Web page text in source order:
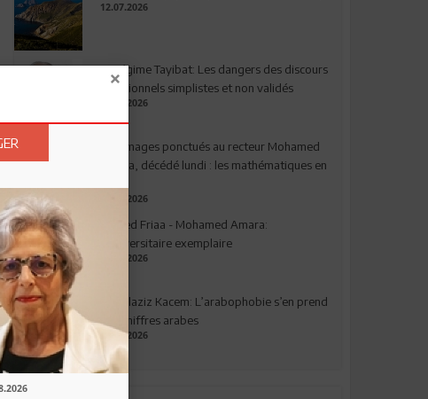
12.07.2026
Le régime Tayibat: Les dangers des discours
nutritionnels simplistes et non validés
09.07.2026
Hommages ponctués au recteur Mohamed
Amara, décédé lundi : les mathématiques en
03.08.2026
Ahmed Friaa - Mohamed Amara:
l’Universitaire exemplaire
04.08.2026
Abdelaziz Kacem: L’arabophobie s’en prend
aux chiffres arabes
09.07.2026